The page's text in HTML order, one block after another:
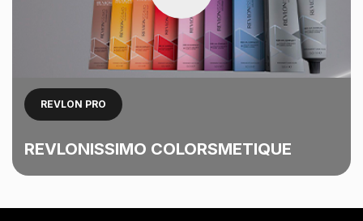
REVLON PRO
REVLONISSIMO COLORSMETIQUE